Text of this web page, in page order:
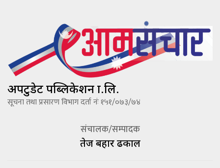
अपटुडेट पब्लिकेशन प्रा.लि.
सूचना तथा प्रसारण विभाग दर्ता नंः १५१/०७३/७४
संचालक/सम्पादक
तेज बहादूर ढकाल